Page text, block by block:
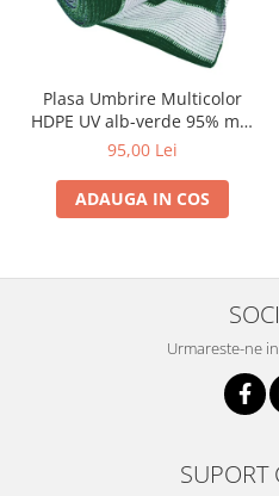
Plase umbrire
Plase anti insecte
Plase anti buruieni
Plase pentru castraveti
Mobilier din PVC pentru casă
Mobilier comercial din PVC
Garduri și porți rezidențiale
Plasa Umbrire Multicolor
HDPE UV alb-verde 95% mp,
lungime 10m,latime 2 m
95,00 Lei
ADAUGA IN COS
Urmareste-ne
SUPORT